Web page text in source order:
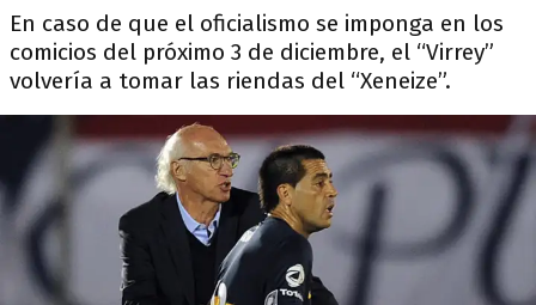
En caso de que el oficialismo se imponga en los
comicios del próximo 3 de diciembre, el “Virrey”
volvería a tomar las riendas del “Xeneize”.